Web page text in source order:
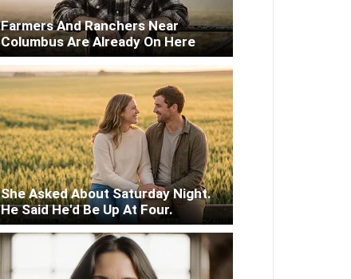
Farmers And Ranchers Near
Columbus Are Already On Here
She Asked About Saturday Night.
He Said He'd Be Up At Four.